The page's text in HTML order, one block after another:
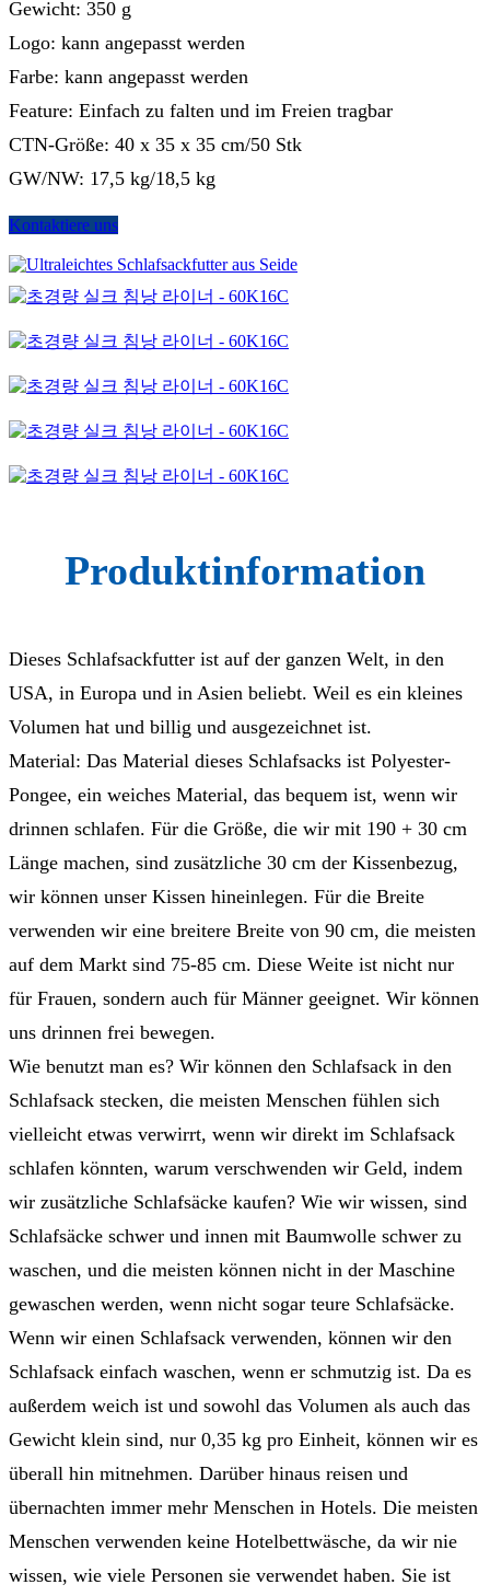
Gewicht: 350 g
Logo: kann angepasst werden
Farbe: kann angepasst werden
Feature: Einfach zu falten und im Freien tragbar
CTN-Größe: 40 x 35 x 35 cm/50 Stk
GW/NW: 17,5 kg/18,5 kg
Kontaktiere uns
Produktinformation
Dieses Schlafsackfutter ist auf der ganzen Welt, in den
USA, in Europa und in Asien beliebt. Weil es ein kleines
Volumen hat und billig und ausgezeichnet ist.
Material: Das Material dieses Schlafsacks ist Polyester-
Pongee, ein weiches Material, das bequem ist, wenn wir
drinnen schlafen. Für die Größe, die wir mit 190 + 30 cm
Länge machen, sind zusätzliche 30 cm der Kissenbezug,
wir können unser Kissen hineinlegen. Für die Breite
verwenden wir eine breitere Breite von 90 cm, die meisten
auf dem Markt sind 75-85 cm. Diese Weite ist nicht nur
für Frauen, sondern auch für Männer geeignet. Wir können
uns drinnen frei bewegen.
Wie benutzt man es? Wir können den Schlafsack in den
Schlafsack stecken, die meisten Menschen fühlen sich
vielleicht etwas verwirrt, wenn wir direkt im Schlafsack
schlafen könnten, warum verschwenden wir Geld, indem
wir zusätzliche Schlafsäcke kaufen? Wie wir wissen, sind
Schlafsäcke schwer und innen mit Baumwolle schwer zu
waschen, und die meisten können nicht in der Maschine
gewaschen werden, wenn nicht sogar teure Schlafsäcke.
Wenn wir einen Schlafsack verwenden, können wir den
Schlafsack einfach waschen, wenn er schmutzig ist. Da es
außerdem weich ist und sowohl das Volumen als auch das
Gewicht klein sind, nur 0,35 kg pro Einheit, können wir es
überall hin mitnehmen. Darüber hinaus reisen und
übernachten immer mehr Menschen in Hotels. Die meisten
Menschen verwenden keine Hotelbettwäsche, da wir nie
wissen, wie viele Personen sie verwendet haben. Sie ist